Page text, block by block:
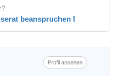
beanspruchen ❕
Profil ansehen